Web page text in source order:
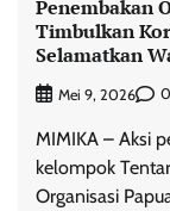
Penembakan
Timbulkan
Selamatkan
Mei 9, 2026 0
MIMIKA – Aksi
kelompok
Organisasi